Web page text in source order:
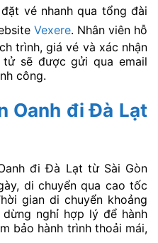
vé nhanh qua tổng đài
Vexere. Nhân viên hỗ
trình, giá vé và xác nhận
tử sẽ được gửi qua email
công.
Oanh đi Đà Lạt
đi Đà Lạt từ Sài Gòn
di chuyển qua cao tốc
gian di chuyển khoảng
nghỉ hợp lý để hành
bảo hành trình thoải mái,